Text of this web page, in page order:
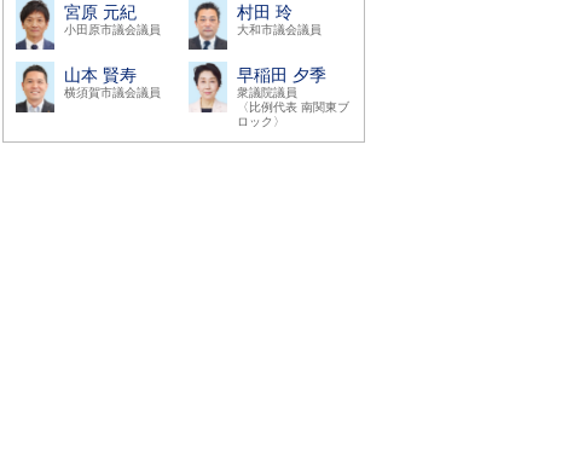
宮原 元紀
小田原市議会議員
村田 玲
大和市議会議員
山本 賢寿
横須賀市議会議員
早稲田 夕季
衆議院議員
〈比例代表 南関東ブ
ロック〉